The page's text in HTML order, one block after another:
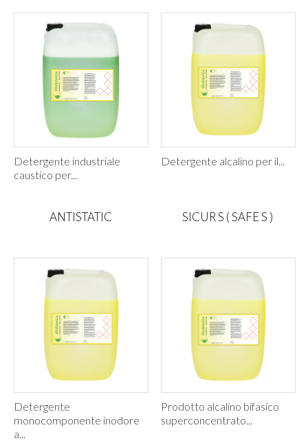
Detergente industriale
caustico per...
Detergente alcalino per il...
ANTISTATIC
Detergente
monocomponente inodore
a...
SICUR S ( SAFE S )
Prodotto alcalino bifasico
superconcentrato...